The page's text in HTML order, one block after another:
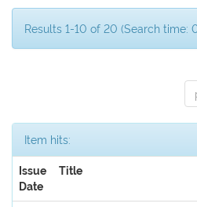
Results 1-10 of 20 (Search time:
Item hits:
Issue
Date
Title